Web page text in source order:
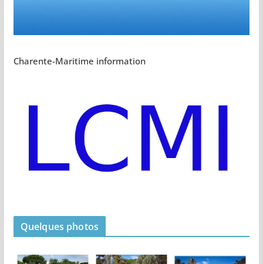
Charente-Maritime information
Quelques photos